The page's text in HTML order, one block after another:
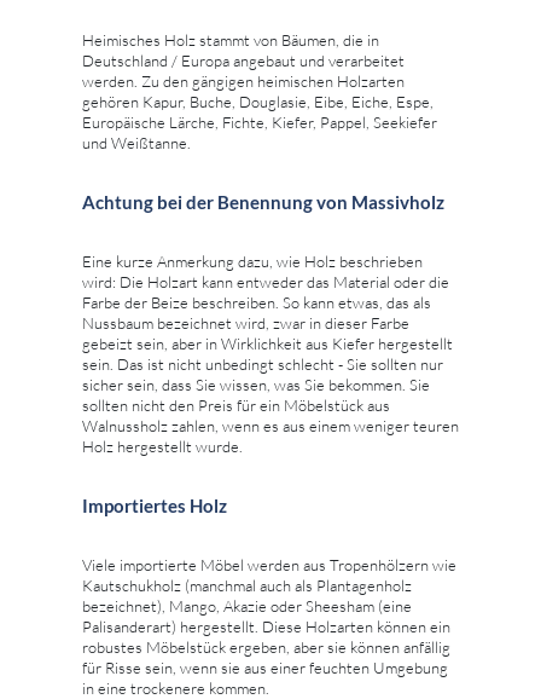
Heimisches Holz stammt von Bäumen, die in
Deutschland / Europa angebaut und verarbeitet
werden. Zu den gängigen heimischen Holzarten
gehören Kapur, Buche, Douglasie, Eibe, Eiche, Espe,
Europäische Lärche, Fichte, Kiefer, Pappel, Seekiefer
und Weißtanne.
Achtung bei der Benennung von Massivholz
Eine kurze Anmerkung dazu, wie Holz beschrieben
wird: Die Holzart kann entweder das Material oder die
Farbe der Beize beschreiben. So kann etwas, das als
Nussbaum bezeichnet wird, zwar in dieser Farbe
gebeizt sein, aber in Wirklichkeit aus Kiefer hergestellt
sein. Das ist nicht unbedingt schlecht - Sie sollten nur
sicher sein, dass Sie wissen, was Sie bekommen. Sie
sollten nicht den Preis für ein Möbelstück aus
Walnussholz zahlen, wenn es aus einem weniger teuren
Holz hergestellt wurde.
Importiertes Holz
Viele importierte Möbel werden aus Tropenhölzern wie
Kautschukholz (manchmal auch als Plantagenholz
bezeichnet), Mango, Akazie oder Sheesham (eine
Palisanderart) hergestellt. Diese Holzarten können ein
robustes Möbelstück ergeben, aber sie können anfällig
für Risse sein, wenn sie aus einer feuchten Umgebung
in eine trockenere kommen.